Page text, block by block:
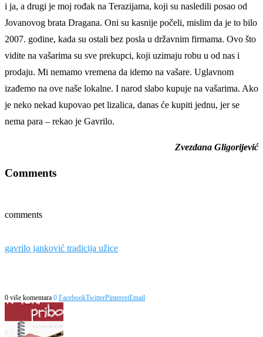
i ja, a drugi je moj rođak na Terazijama, koji su nasledili posao od
Jovanovog brata Dragana. Oni su kasnije počeli, mislim da je to bilo
2007. godine, kada su ostali bez posla u državnim firmama. Ovo što
vidite na vašarima su sve prekupci, koji uzimaju robu u od nas i
prodaju. Mi nemamo vremena da idemo na vašare. Uglavnom
izađemo na ove naše lokalne. I narod slabo kupuje na vašarima. Ako
je neko nekad kupovao pet lizalica, danas će kupiti jednu, jer se
nema para – rekao je Gavrilo.
Zvezdana Gligorijević
Comments
comments
gavrilo janković tradicija užice
0 više komentara 0 FacebookTwitterPinterestEmail